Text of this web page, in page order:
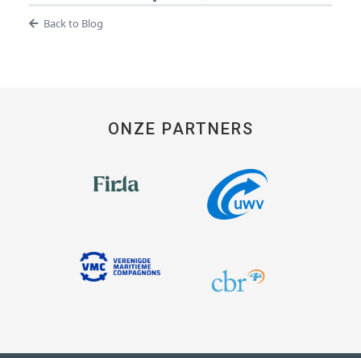
Back to Blog
ONZE PARTNERS